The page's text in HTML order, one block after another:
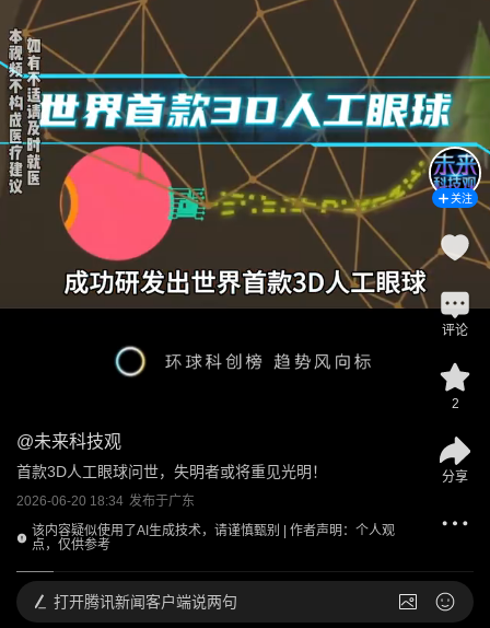
@未来科技观
首款3D人工眼球问世，失明者或将重见光明！
2026-06-20 18:34 发布于广东
该内容疑似使用了AI生成技术，请谨慎甄别 | 作者声明：个人观
点，仅供参考
关注
评论
2
分享
打开腾讯新闻客户端说两句